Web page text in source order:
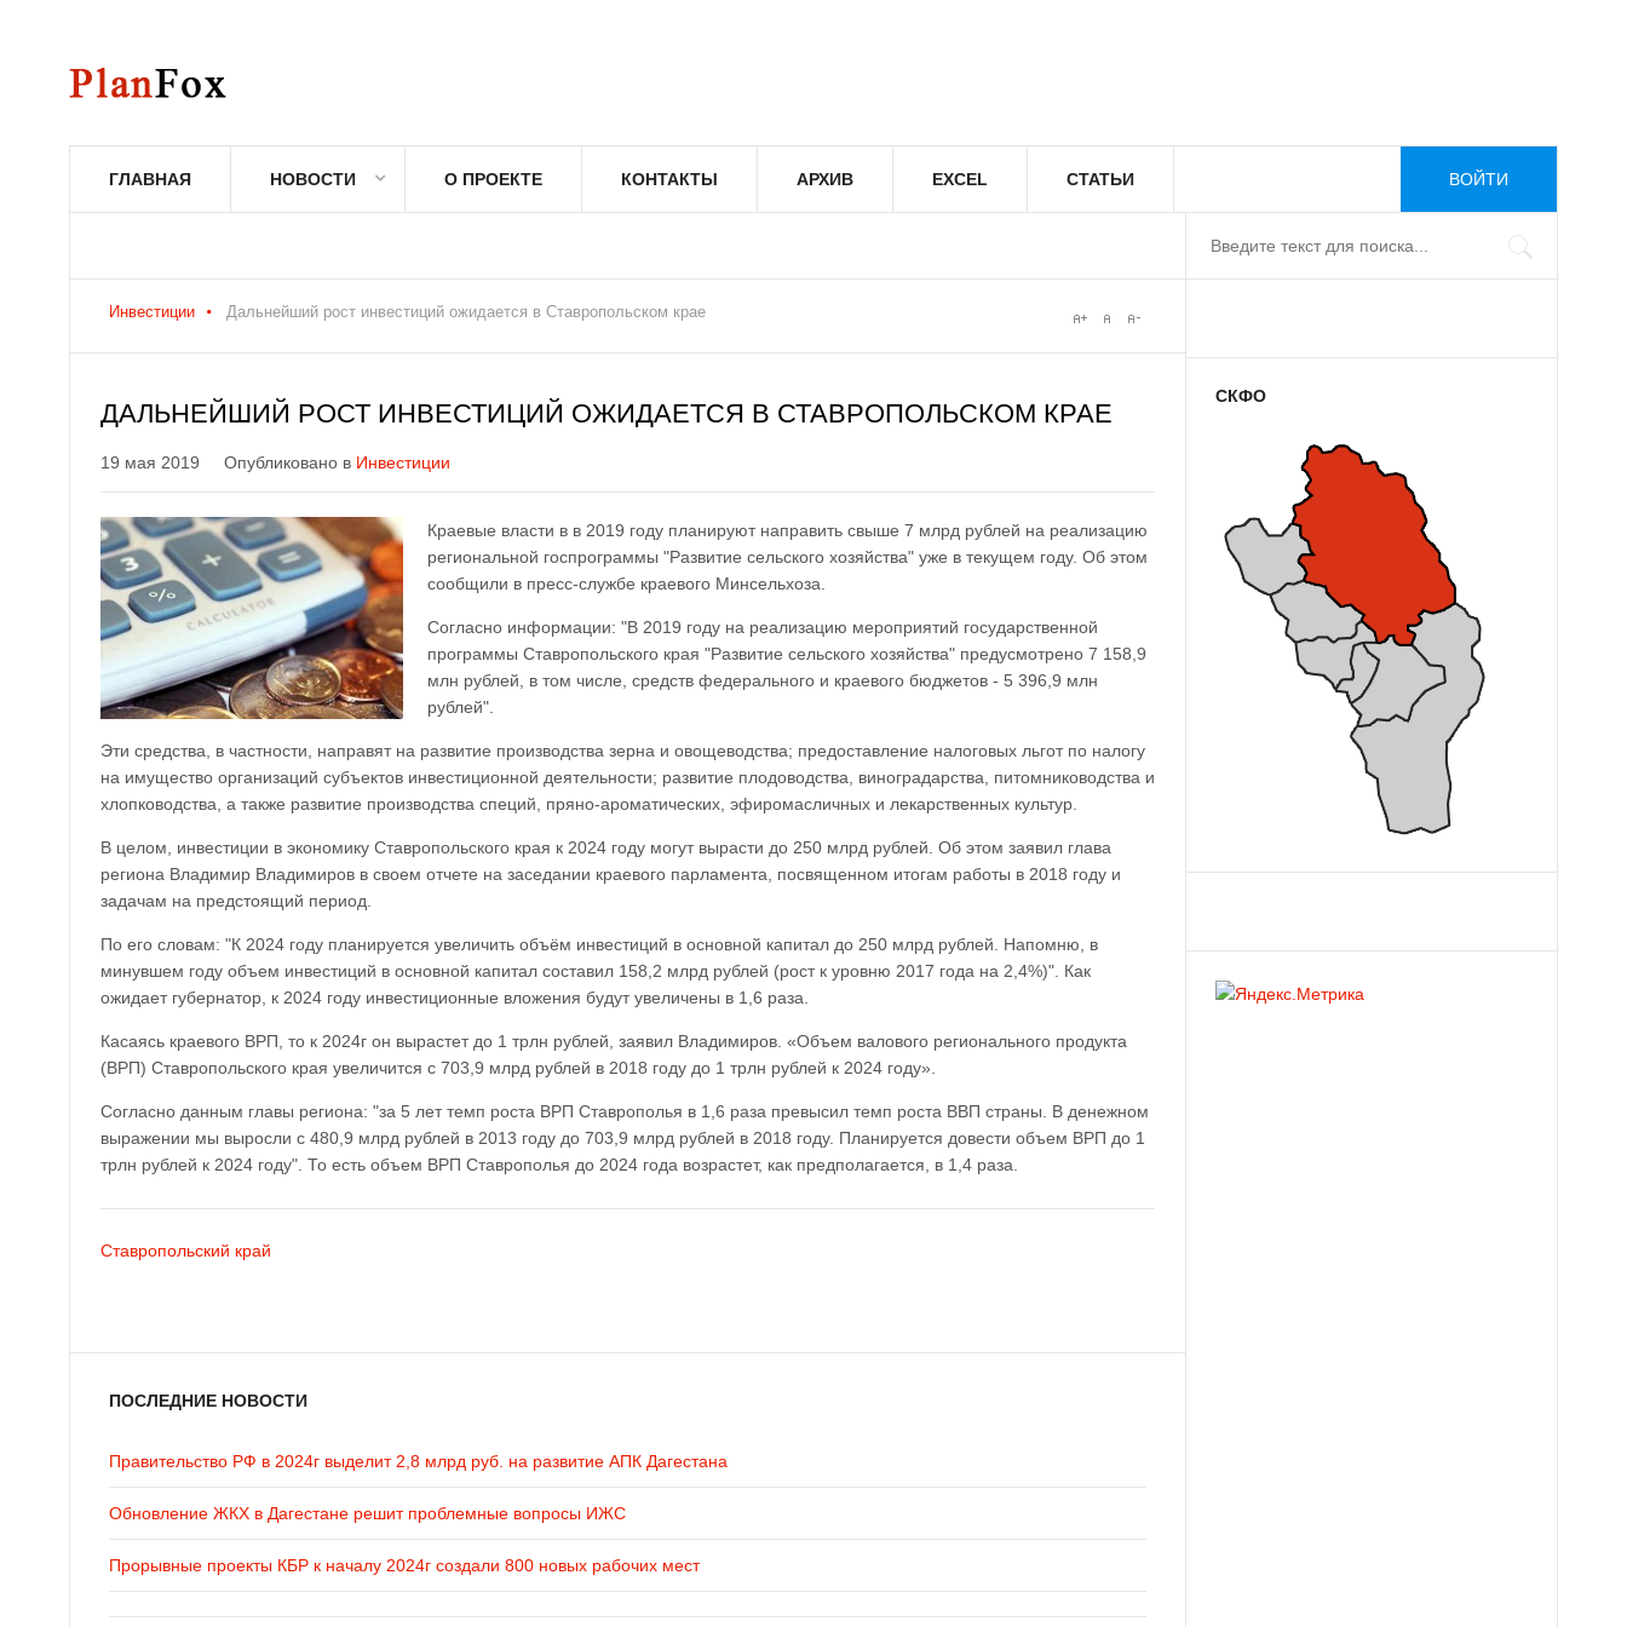
ГЛАВНАЯ НОВОСТИ О ПРОЕКТЕ КОНТАКТЫ АРХИВ EXCEL СТАТЬИ ВОЙТИ
Инвестиции Дальнейший рост инвестиций ожидается в Ставропольском крае
ДАЛЬНЕЙШИЙ РОСТ ИНВЕСТИЦИЙ ОЖИДАЕТСЯ В СТАВРОПОЛЬСКОМ КРАЕ
19 мая 2019 Опубликовано в Инвестиции
Краевые власти в в 2019 году планируют направить свыше 7 млрд рублей на реализацию
региональной госпрограммы "Развитие сельского хозяйства" уже в текущем году. Об этом
сообщили в пресс-службе краевого Минсельхоза.
Согласно информации: "В 2019 году на реализацию мероприятий государственной
программы Ставропольского края "Развитие сельского хозяйства" предусмотрено 7 158,9
млн рублей, в том числе, средств федерального и краевого бюджетов - 5 396,9 млн
рублей".
Эти средства, в частности, направят на развитие производства зерна и овощеводства; предоставление налоговых льгот по налогу
на имущество организаций субъектов инвестиционной деятельности; развитие плодоводства, виноградарства, питомниководства и
хлопководства, а также развитие производства специй, пряно-ароматических, эфиромасличных и лекарственных культур.
В целом, инвестиции в экономику Ставропольского края к 2024 году могут вырасти до 250 млрд рублей. Об этом заявил глава
региона Владимир Владимиров в своем отчете на заседании краевого парламента, посвященном итогам работы в 2018 году и
задачам на предстоящий период.
По его словам: "К 2024 году планируется увеличить объём инвестиций в основной капитал до 250 млрд рублей. Напомню, в
минувшем году объем инвестиций в основной капитал составил 158,2 млрд рублей (рост к уровню 2017 года на 2,4%)". Как
ожидает губернатор, к 2024 году инвестиционные вложения будут увеличены в 1,6 раза.
Касаясь краевого ВРП, то к 2024г он вырастет до 1 трлн рублей, заявил Владимиров. «Объем валового регионального продукта
(ВРП) Ставропольского края увеличится с 703,9 млрд рублей в 2018 году до 1 трлн рублей к 2024 году».
Согласно данным главы региона: "за 5 лет темп роста ВРП Ставрополья в 1,6 раза превысил темп роста ВВП страны. В денежном
выражении мы выросли с 480,9 млрд рублей в 2013 году до 703,9 млрд рублей в 2018 году. Планируется довести объем ВРП до 1
трлн рублей к 2024 году". То есть объем ВРП Ставрополья до 2024 года возрастет, как предполагается, в 1,4 раза.
Ставропольский край
ПОСЛЕДНИЕ НОВОСТИ
Правительство РФ в 2024г выделит 2,8 млрд руб. на развитие АПК Дагестана
Обновление ЖКХ в Дагестане решит проблемные вопросы ИЖС
Прорывные проекты КБР к началу 2024г создали 800 новых рабочих мест
СКФО